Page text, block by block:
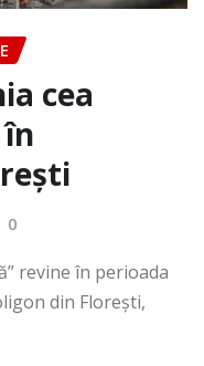
cea
0
revine în perioada
din Floreşti,